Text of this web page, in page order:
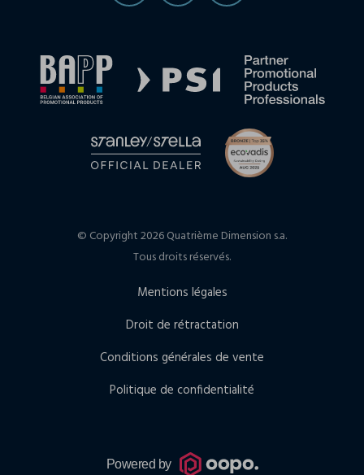
© Copyright 2026 Quatrième Dimension s.a.
Tous droits réservés.
Mentions légales
Droit de rétractation
Conditions générales de vente
Politique de confidentialité
Powered by